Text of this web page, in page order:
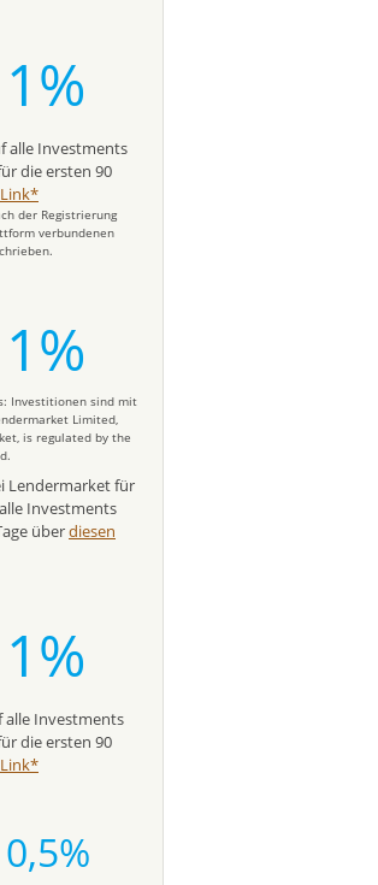
1%
alle Investments
die ersten 90
der Registrierung
verbundenen
1%
Investitionen sind mit
Limited,
is regulated by the
Lendermarket für
Investments
überdiesen
1%
alle Investments
die ersten 90
0,5%